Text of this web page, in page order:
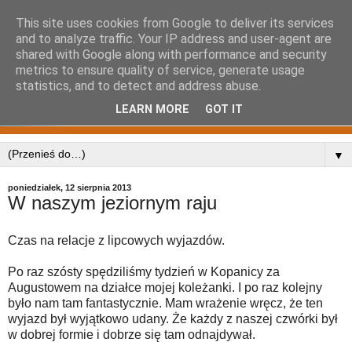
▼
poniedziałek, 12 sierpnia 2013
W naszym jeziornym raju
Czas na relacje z lipcowych wyjazdów.
Po raz szósty spędziliśmy tydzień w Kopanicy za
Augustowem na działce mojej koleżanki. I po raz kolejny
było nam tam fantastycznie. Mam wrażenie wręcz, że ten
wyjazd był wyjątkowo udany. Że każdy z naszej czwórki był
w dobrej formie i dobrze się tam odnajdywał.
This site uses cookies from Google to deliver its services
and to analyze traffic. Your IP address and user-agent are
shared with Google along with performance and security
metrics to ensure quality of service, generate usage
statistics, and to detect and address abuse.
LEARN MORE GOT IT